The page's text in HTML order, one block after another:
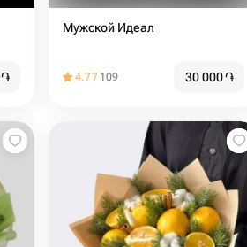
֏
Мужской Идеал
4.77 109 30 000֏